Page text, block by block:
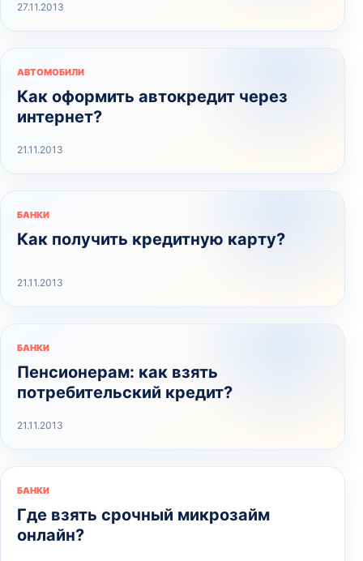
27.11.2013
АВТОМОБИЛИ
Как оформить автокредит через
интернет?
21.11.2013
БАНКИ
Как получить кредитную карту?
21.11.2013
БАНКИ
Пенсионерам: как взять
потребительский кредит?
21.11.2013
БАНКИ
Где взять срочный микрозайм
онлайн?